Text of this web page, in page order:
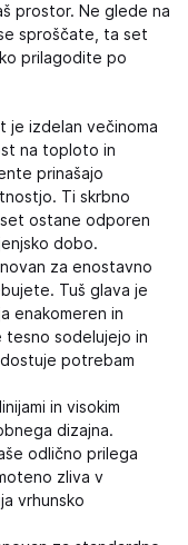
prostor. Ne glede na
sproščate, ta set
prilagodite po
je izdelan večinoma
na toploto in
prinašajo
Ti skrbno
ostane odporen
dobo.
za enostavno
Tuš glava je
enakomeren in
sodelujejo in
potrebam
in visokim
dizajna.
odlično prilega
zliva v
vrhunsko